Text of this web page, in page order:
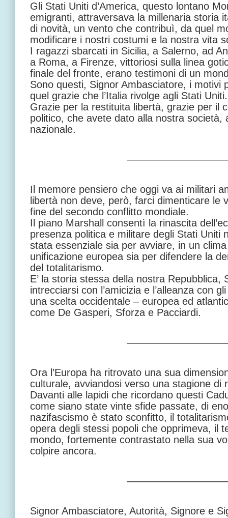
Gli Stati Uniti d’America, questo lontano
emigranti, attraversava la millenaria storia
di novità, un vento che contribuì, da quel
modificare i nostri costumi e la nostra vita
I ragazzi sbarcati in Sicilia, a Salerno, ad
a Roma, a Firenze, vittoriosi sulla linea
finale del fronte, erano testimoni di un
Sono questi, Signor Ambasciatore, i motivi
quel grazie che l’Italia rivolge agli Stati Uniti.
Grazie per la restituita libertà, grazie per il
politico, che avete dato alla nostra società,
nazionale.
Il memore pensiero che oggi va ai militari
libertà non deve, però, farci dimenticare le
fine del secondo conflitto mondiale.
Il piano Marshall consentì la rinascita
presenza politica e militare degli Stati Uniti
stata essenziale sia per avviare, in un
unificazione europea sia per difendere la
del totalitarismo.
E’ la storia stessa della nostra Repubblica,
intrecciarsi con l’amicizia e l’alleanza con
una scelta occidentale – europea ed
come De Gasperi, Sforza e Pacciardi.
Ora l’Europa ha ritrovato una sua
culturale, avviandosi verso una stagione di
Davanti alle lapidi che ricordano questi
come siano state vinte sfide passate, di
nazifascismo è stato sconfitto, il
opera degli stessi popoli che opprimeva, il
mondo, fortemente contrastato nella sua
colpire ancora.
Signor Ambasciatore, Autorità, Signore e